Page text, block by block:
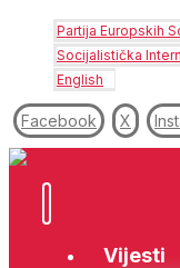
Partija Europskih
Socijalistička
English
Facebook X
Vijesti